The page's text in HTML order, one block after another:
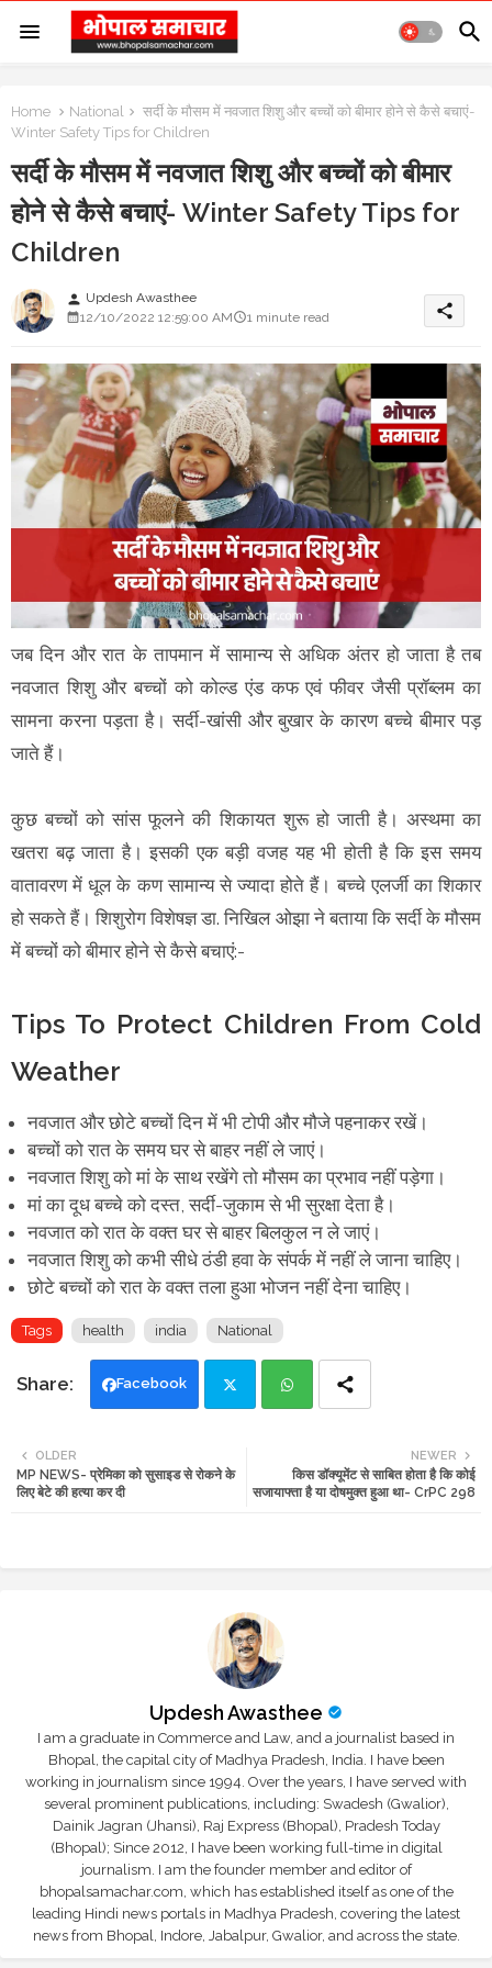
Home National
सर्दी के मौसम में नवजात शिशु और बच्चों को बीमार होने से कैसे बचाएं-
Winter Safety Tips for Children
सर्दी के मौसम में नवजात शिशु और बच्चों को बीमार
होने से कैसे बचाएं- Winter Safety Tips for
Children
person Updesh Awasthee
12/10/2022 12:59:00 AM
1 minute read share
जब दिन और रात के तापमान में सामान्य से अधिक अंतर हो जाता है तब
नवजात शिशु और बच्चों को कोल्ड एंड कफ एवं फीवर जैसी प्रॉब्लम का
सामना करना पड़ता है। सर्दी-खांसी और बुखार के कारण बच्चे बीमार पड़
जाते हैं।
कुछ बच्चों को सांस फूलने की शिकायत शुरू हो जाती है। अस्थमा का
खतरा बढ़ जाता है। इसकी एक बड़ी वजह यह भी होती है कि इस समय
वातावरण में धूल के कण सामान्य से ज्यादा होते हैं। बच्चे एलर्जी का शिकार
हो सकते हैं। शिशुरोग विशेषज्ञ डा. निखिल ओझा ने बताया कि सर्दी के मौसम
में बच्चों को बीमार होने से कैसे बचाएं:-
Tips To Protect Children From Cold
Weather
नवजात और छोटे बच्चों दिन में भी टोपी और मौजे पहनाकर रखें।
बच्चों को रात के समय घर से बाहर नहीं ले जाएं।
नवजात शिशु को मां के साथ रखेंगे तो मौसम का प्रभाव नहीं पड़ेगा।
मां का दूध बच्चे को दस्त, सर्दी-जुकाम से भी सुरक्षा देता है।
नवजात को रात के वक्त घर से बाहर बिलकुल न ले जाएं।
नवजात शिशु को कभी सीधे ठंडी हवा के संपर्क में नहीं ले जाना चाहिए।
छोटे बच्चों को रात के वक्त तला हुआ भोजन नहीं देना चाहिए।
Tags health india National
Facebook
tte ats
NEWER
किस डॉक्यूमेंट से साबित होता है कि कोई
सजायाफ्ता है या दोषमुक्त हुआ था- CrPC 298
OLDER
MP NEWS- प्रेमिका को सुसाइड से रोकने के
लिए बेटे की हत्या कर दी
Updesh Awasthee
I am a graduate in Commerce and Law, and a journalist based in
Bhopal, the capital city of Madhya Pradesh, India. I have been
working in journalism since 1994. Over the years, I have served with
several prominent publications, including: Swadesh (Gwalior),
Dainik Jagran (Jhansi), Raj Express (Bhopal), Pradesh Today
(Bhopal); Since 2012, I have been working full-time in digital
journalism. I am the founder member and editor of
bhopalsamachar.com, which has established itself as one of the
leading Hindi news portals in Madhya Pradesh, covering the latest
news from Bhopal, Indore, Jabalpur, Gwalior, and across the state.